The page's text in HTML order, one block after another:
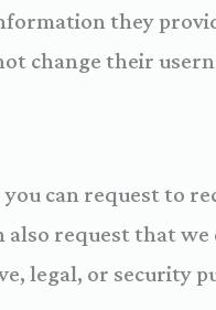
they
change their
can request to
request that
legal, or security